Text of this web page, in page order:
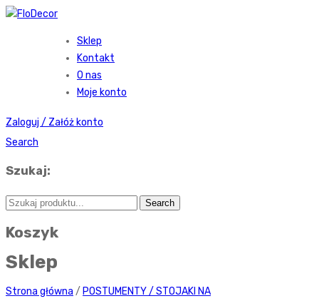
Sklep
Kontakt
O nas
Moje konto
Zaloguj / Załóż konto
Search
Szukaj:
Koszyk
Sklep
Strona główna / POSTUMENTY / STOJAKI NA